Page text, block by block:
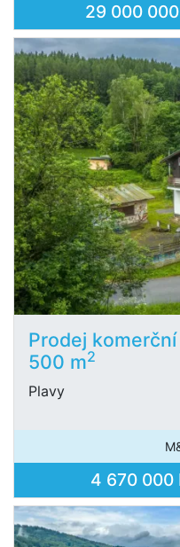
29 000
Prodej
500 m2
Plavy
4 670 000